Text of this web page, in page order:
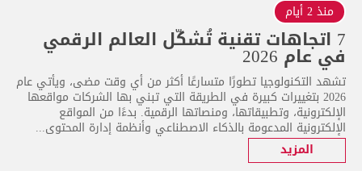
منذ 2 أيام
7 اتجاهات تقنية تُشكّل العالم الرقمي
في عام 2026
تشهد التكنولوجيا تطورًا متسارعًا أكثر من أي وقت مضى، ويأتي عام
2026 بتغييرات كبيرة في الطريقة التي تبني بها الشركات مواقعها
الإلكترونية، وتطبيقاتها، ومنصاتها الرقمية. بدءًا من المواقع
الإلكترونية المدعومة بالذكاء الاصطناعي وأنظمة إدارة المحتوى...
المزيد